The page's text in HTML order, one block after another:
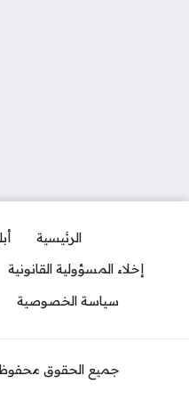
الرئيسية
إخلاء المسؤولية القانونية
سياسة الخصوصية
جميع الحقوق محفوظة © 15000